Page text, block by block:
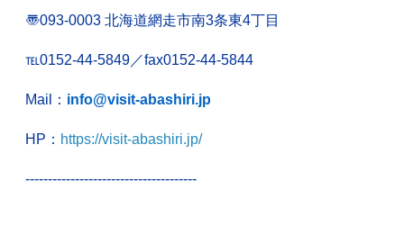
〠093-0003 北海道網走市南3条東4丁目
℡0152-44-5849／fax0152-44-5844
Mail ： info@visit-abashiri.jp
HP ： https://visit-abashiri.jp/
--------------------------------------